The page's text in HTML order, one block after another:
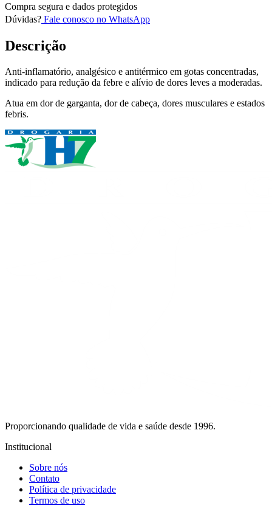
Compra segura e dados protegidos
Dúvidas? Fale conosco no WhatsApp
Descrição
Anti-inflamatório, analgésico e antitérmico em gotas concentradas,
indicado para redução da febre e alívio de dores leves a moderadas.
Atua em dor de garganta, dor de cabeça, dores musculares e estados
febris.
Proporcionando qualidade de vida e saúde desde 1996.
Institucional
Sobre nós
Contato
Política de privacidade
Termos de uso